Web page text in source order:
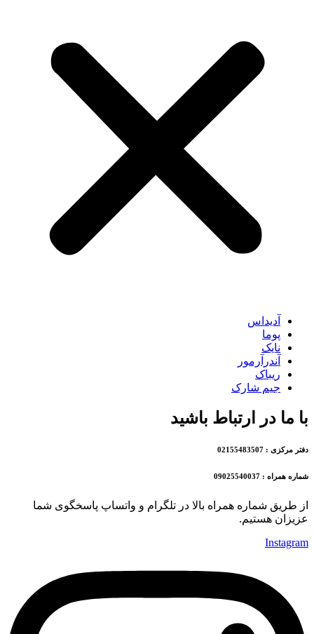
آدیداس
پوما
نایک
آندرآرمور
ریباک
جیم شارک
با ما در ارتباط باشید
دفتر مرکزی : 02155483507
شماره همراه : 09025540037
از طریق شماره همراه بالا در تلگرام و واتساپ پاسخگوی شما
عزیزان هستیم.
Instagram